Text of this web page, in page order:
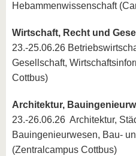
Hebammenwissenschaft
Wirtschaft, Recht und
23.-25.06.26
Gesellschaft,
Cottbus)
Architektur,
23.-26.06.26 Architektur,
Bauingenieurwesen, Bau-
(Zentralcampus Cottbus)